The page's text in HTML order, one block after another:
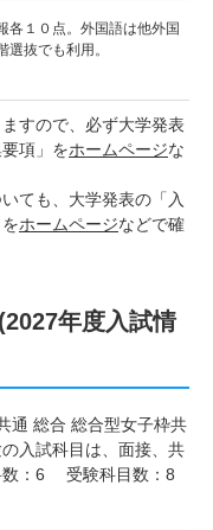
１０点。外国語は他外国
抜でも利用。
すので、必ず大学発表
項」をホームページな
ても、大学発表の「入
ホームページなどで確
年度入試情
通 総合 総合型女子枠共
入試科目は、面接、共
数：6 受験科目数：8